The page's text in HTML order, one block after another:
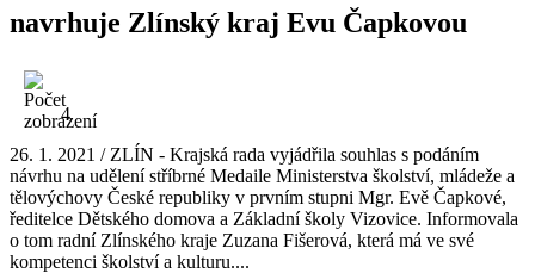
navrhuje Zlínský kraj Evu Čapkovou
4
26. 1. 2021 / ZLÍN - Krajská rada vyjádřila souhlas s podáním
návrhu na udělení stříbrné Medaile Ministerstva školství, mládeže a
tělovýchovy České republiky v prvním stupni Mgr. Evě Čapkové,
ředitelce Dětského domova a Základní školy Vizovice. Informovala
o tom radní Zlínského kraje Zuzana Fišerová, která má ve své
kompetenci školství a kulturu....